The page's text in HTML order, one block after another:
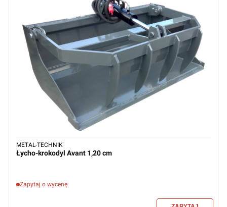
Łycho-krokodyl Avant 1,20 cm
Zapytaj o wycenę
METAL-TECHNIK